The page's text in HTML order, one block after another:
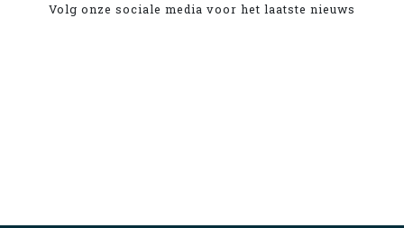
Volg onze sociale media voor het laatste nieuws